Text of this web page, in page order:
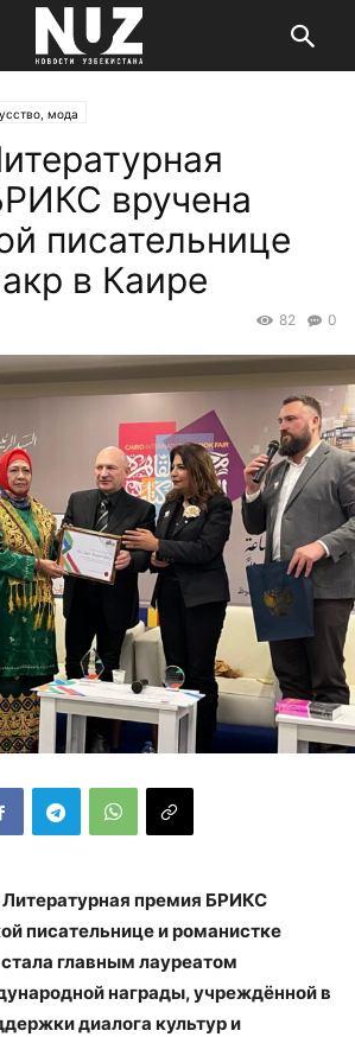
мода
вручена
писательнице
в Каире
0
82
Литературная премия БРИКС
писательнице и романистке
главным лауреатом
награды, учреждённой в
диалога культур и